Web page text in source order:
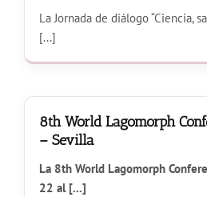
La Jornada de diálogo “Ciencia,
[...]
8th World Lagomorph
– Sevilla
La 8th World Lagomorph
22 al [...]